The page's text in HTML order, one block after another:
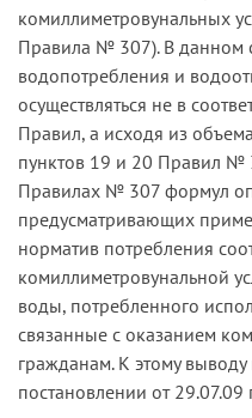
определения
абоненту при
Следовательно,
неприменении к
Правил и пункта
Учитывая
и дело направлено
же суд.
пришли к выводу о
удовлетворению.
инстанции посчитал,
приборов учета,
абонент по
пункта 1 статьи 544
согласованные в
водоснабжения. Суд
применение в
Правил, поскольку
фактически
возникла по вине
пропуском
комиллиметровунальных
Правила № 307). В данном
водопотребления и
осуществляться не в
Правил, а исходя из
пунктов 19 и 20 Правил №
Правилах № 307 формул
предусматривающих
норматив потребления
комиллиметровунальной
воды, потребленного
связанные с оказанием
гражданам. К этому
постановлении от